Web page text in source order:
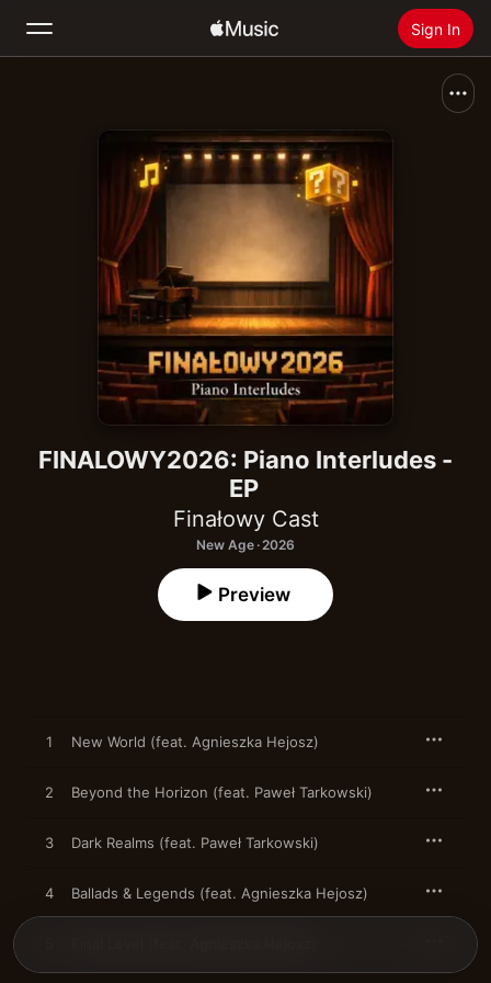
Sign In
Radio
FINALOWY2026: Piano Interludes -
EP
Finałowy Cast
New Age · 2026
Preview
1 New World (feat. Agnieszka Hejosz)
2 Beyond the Horizon (feat. Paweł Tarkowski)
3 Dark Realms (feat. Paweł Tarkowski)
4 Ballads & Legends (feat. Agnieszka Hejosz)